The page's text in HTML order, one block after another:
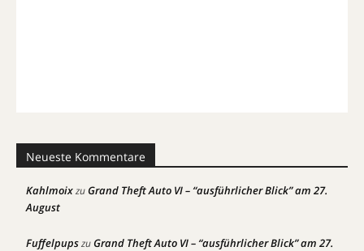
Neueste Kommentare
KahlmoixzuGrand Theft Auto VI – “ausführlicher Blick” am 27.
August
FuffelpupszuGrand Theft Auto VI – “ausführlicher Blick” am 27.